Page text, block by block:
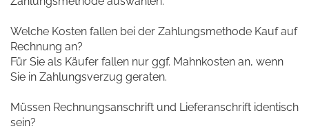
Welche Kosten fallen bei der Zahlungsmethode Kauf auf
Rechnung an?
Für Sie als Käufer fallen nur ggf. Mahnkosten an, wenn
Sie in Zahlungsverzug geraten.
Müssen Rechnungsanschrift und Lieferanschrift identisch
sein?